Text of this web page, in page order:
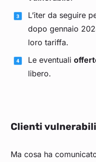
L’iter da seguire
dopo gennaio
loro tariffa.
Le eventuali
libero.
Clienti vulnerabili
Ma cosa ha